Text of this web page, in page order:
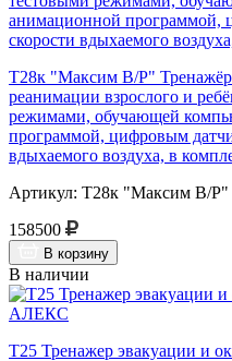
Т28к "Максим В/Р" Тренажёр
реанимации взрослого и
режимами, обучающей
программой, цифровым
вдыхаемого воздуха, в
Артикул: Т28к "Максим В/Р"
158500
В корзину
В наличии
Т25 Тренажер эвакуации и